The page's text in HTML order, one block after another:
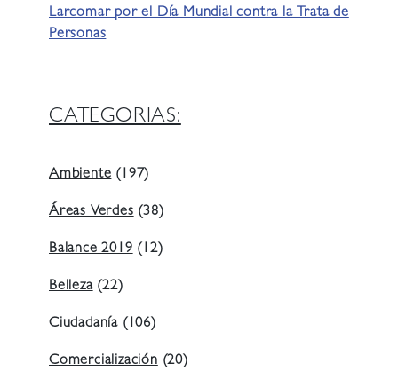
Larcomar por el Día Mundial contra la Trata de
Personas
CATEGORIAS:
Ambiente (197)
Áreas Verdes (38)
Balance 2019 (12)
Belleza(22)
Ciudadanía (106)
Comercialización (20)